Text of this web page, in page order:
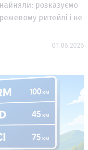
розказуємо
ритейлі і не
01.06.2026